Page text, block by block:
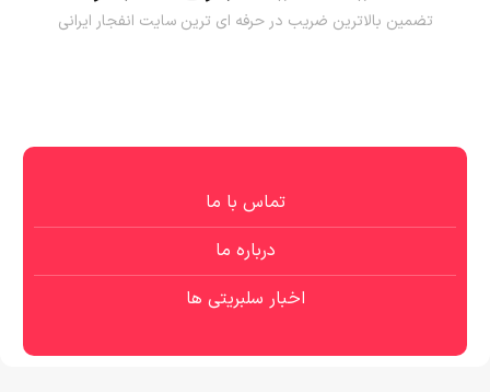
تضمین بالاترین ضریب در حرفه ای ترین سایت انفجار ایرانی
تماس با ما
درباره ما
اخبار سلبریتی ها